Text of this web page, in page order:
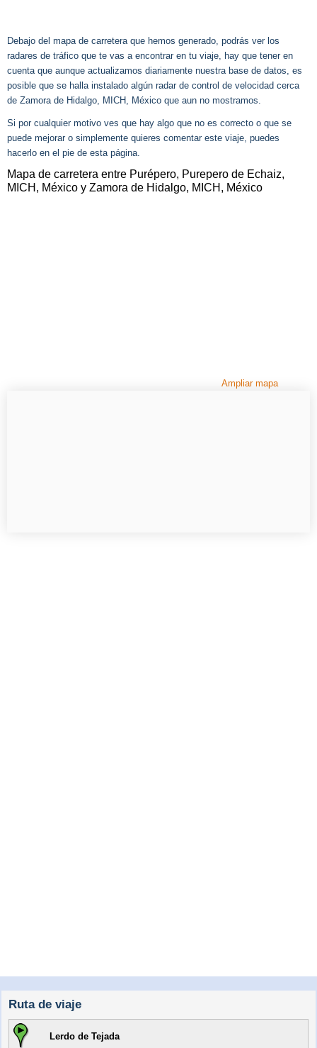
Debajo del mapa de carretera que hemos generado, podrás ver los
radares de tráfico que te vas a encontrar en tu viaje, hay que tener en
cuenta que aunque actualizamos diariamente nuestra base de datos, es
posible que se halla instalado algún radar de control de velocidad cerca
de Zamora de Hidalgo, MICH, México que aun no mostramos.
Si por cualquier motivo ves que hay algo que no es correcto o que se
puede mejorar o simplemente quieres comentar este viaje, puedes
hacerlo en el pie de esta página.
Mapa de carretera entre Purépero, Purepero de Echaiz,
MICH, México y Zamora de Hidalgo, MICH, México
Ampliar mapa
Ruta de viaje
Lerdo de Tejada